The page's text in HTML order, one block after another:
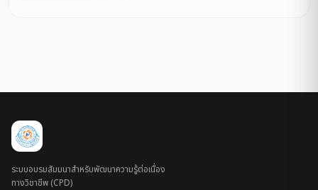
ระบบอบรมสัมมนาสำหรับพัฒนาความรู้ต่อเนื่อง
ทางวิชาชีพ (CPD)